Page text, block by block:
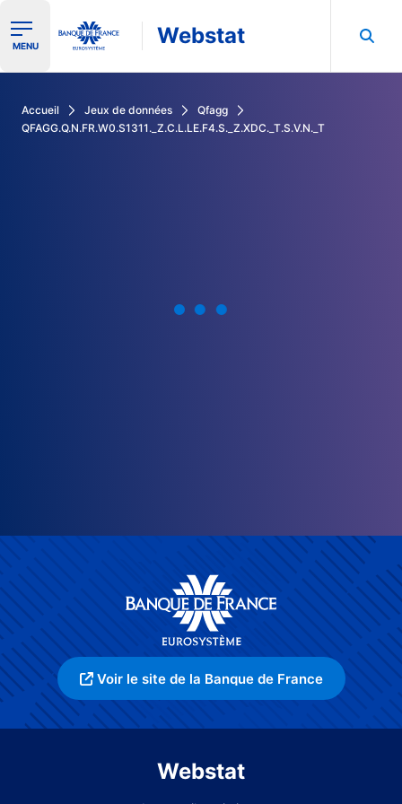
Ouvrir le menu de navigation
MENU Webstat
Accueil Jeux de données
Qfagg
QFAGG.Q.N.FR.W0.S1311._Z.C.L.LE.F4.S._Z.XDC._T.S.V.N._T
Voir le site de la Banque de France
Webstat